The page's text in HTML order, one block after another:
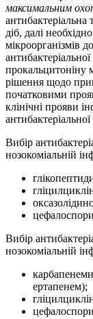
максимальним
діб, далі
мікроорганізмів
прокальцитоніну
рішення щодо
початковими
клінічні прояви
Вибір
нозокоміальній
Вибір
нозокоміальній
ертапенем);